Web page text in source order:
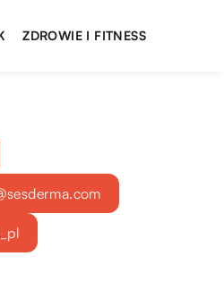
ZDROWIE I FITNESS